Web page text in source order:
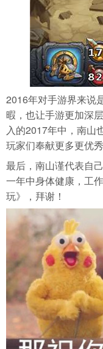
2016年对手游界来说
暇，也让手游更加深
入的2017年中，南山
玩家们奉献更多更优
最后，南山谨代表自
一年中身体健康，工
玩》，拜谢！